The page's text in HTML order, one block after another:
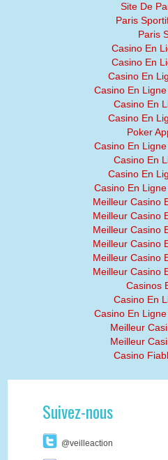
Site De
Paris
Paris
Casino En
Casino En
Casino En
Casino En
Casino En
Casino En
Poker
Casino En
Casino En
Casino En
Casino En
Meilleur Casino
Meilleur Casino
Meilleur Casino
Meilleur Casino
Meilleur Casino
Meilleur Casino
Casinos
Casino En
Casino En
Meilleur
Meilleur
Casino
Suivez-nous
@veilleaction